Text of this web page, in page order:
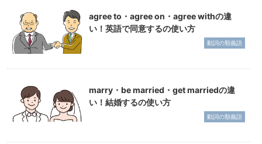
agree to・agree on・agree withの違
い！英語で同意するの使い方
動詞の類義語
marry・be married・get marriedの違
い！結婚するの使い方
動詞の類義語